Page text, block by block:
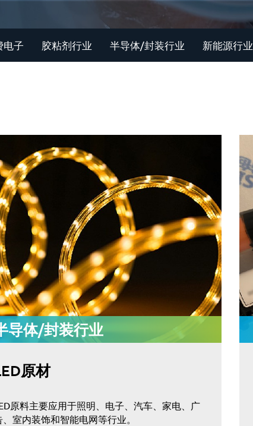
客户推荐信
保持联系
电子 胶粘剂行业 半导体/封装行业 新能源行业
导体/封装行业
原材
原料主要应用于照明、电子、汽车、家电、广
、室内装饰和智能电网等行业。